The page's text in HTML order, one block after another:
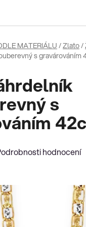
MATERIÁLU/Zlato/
s gravárováním
s
hodnocení